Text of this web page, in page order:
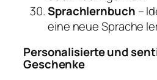
Sprachlernbuch –
eine neue Sprache
Personalisierte und
Geschenke